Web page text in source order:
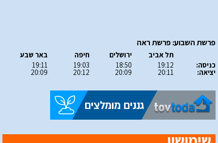
פרשת השבוע: פרשת ראה
כניסה:
יציאה:
תל אביב
19:12
20:11
ירושלים
18:50
20:09
חיפה
19:03
20:12
באר שבע
19:11
20:09